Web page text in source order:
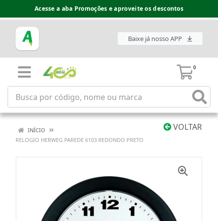
Acesse a aba Promoções e aproveite os descontos
Baixe já nosso APP
0
VOLTAR
INÍCIO
RELOGIO HERWEG PAREDE 6103 REDONDO PRETO